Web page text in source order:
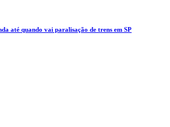
até quando vai paralisação de trens em SP